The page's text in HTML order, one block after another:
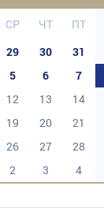
СР ЧТ ПТ
29 30 31
5 6 7
12 13 14
19 20 21
26 27 28
2 3 4